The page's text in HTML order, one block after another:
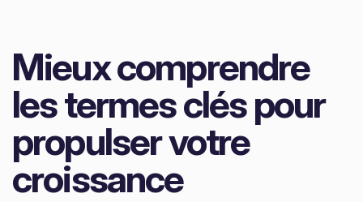
Mieux comprendre
les termes clés pour
propulser votre
croissance